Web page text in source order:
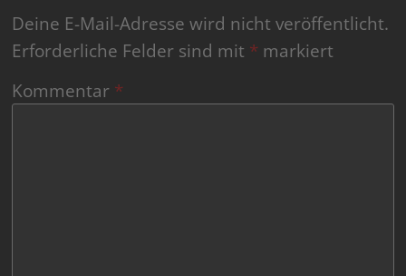
Deine E-Mail-Adresse wird nicht veröffentlicht.
Erforderliche Felder sind mit * markiert
Kommentar *